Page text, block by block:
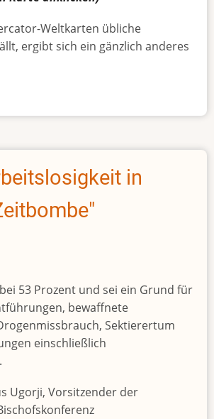
Weltkarten übliche
ergibt sich ein gänzlich anderes
in
53 Prozent und sei ein Grund für
bewaffnete
Sektierertum
einschließlich
Ugorji, Vorsitzender der